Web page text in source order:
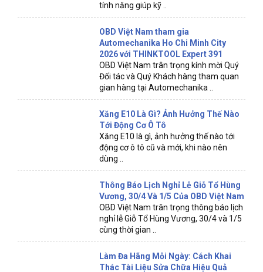
tính năng giúp kỹ ..
OBD Việt Nam tham gia
Automechanika Ho Chi Minh City
2026 với THINKTOOL Expert 391
OBD Việt Nam trân trọng kính mời Quý
Đối tác và Quý Khách hàng tham quan
gian hàng tại Automechanika ..
Xăng E10 Là Gì? Ảnh Hưởng Thế Nào
Tới Động Cơ Ô Tô
Xăng E10 là gì, ảnh hưởng thế nào tới
động cơ ô tô cũ và mới, khi nào nên
dùng ..
Thông Báo Lịch Nghỉ Lễ Giỗ Tổ Hùng
Vương, 30/4 Và 1/5 Của OBD Việt Nam
OBD Việt Nam trân trọng thông báo lịch
nghỉ lễ Giỗ Tổ Hùng Vương, 30/4 và 1/5
cùng thời gian ..
Làm Đa Hãng Mỗi Ngày: Cách Khai
Thác Tài Liệu Sửa Chữa Hiệu Quả